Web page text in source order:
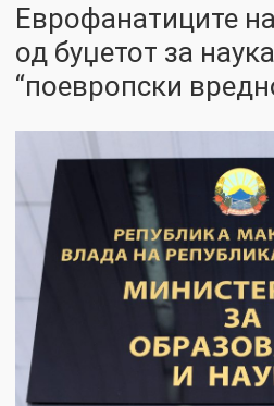
Еврофанатиците
од буџетот за
“поевропски